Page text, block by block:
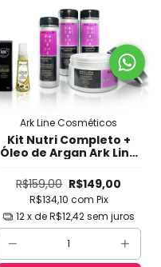
Ark Line Cosméticos
Kit Nutri Completo +
Óleo de Argan Ark Line
Progressiva com
Protetor Térmico,
Prolonga Efeito,
Controla Frizz e Brilho
(Uso Diário)
R$159,00 R$149,00
R$134,10 com Pix
12x deR$12,42sem juros